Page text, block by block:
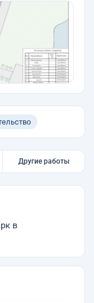
Другие работы
в